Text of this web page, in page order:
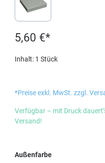
5,60 €*
Inhalt: 1 Stück
*Preise exkl. MwSt. zzgl.
Verfügbar – mit Druck
Versand!
Außenfarbeauswählen